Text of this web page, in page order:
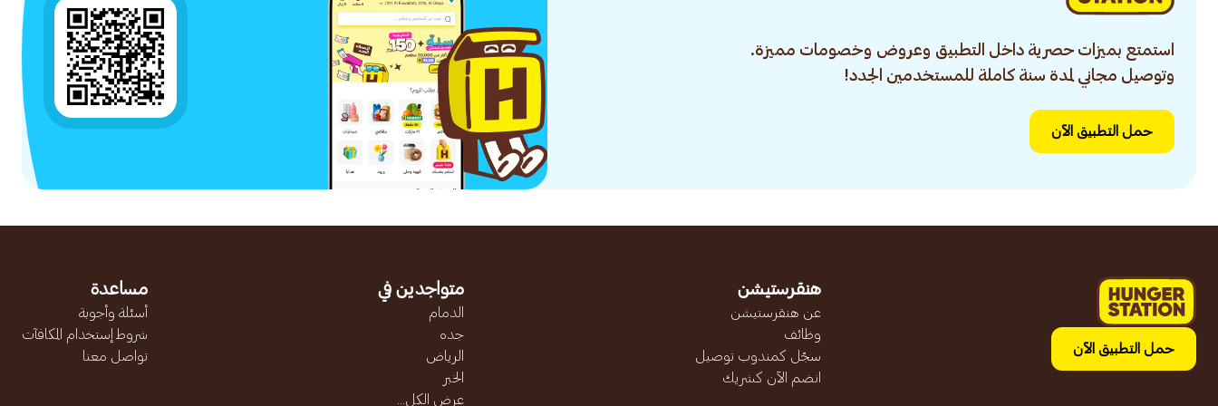
استمتع بميزات حصرية داخل التطبيق وعروض وخصومات مميزة.
وتوصيل مجاني لمدة سنة كاملة للمستخدمين الجدد!
حمل التطبيق الآن
حمل التطبيق الآن
هنقرستيشن
عن هنقرستيشن
وظائف
سجّل كمندوب توصيل
انضم الآن كشريك
متواجدين في
الدمام
جده
الرياض
الخبر
عرض الكل...
مساعدة
أسئلة وأجوبة
شروط إستخدام المكافآت
تواصل معنا